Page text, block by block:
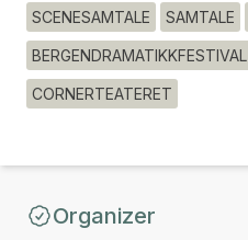
SCENESAMTALE SAMTALE
BERGENDRAMATIKKFESTIVAL
CORNERTEATERET
Organizer